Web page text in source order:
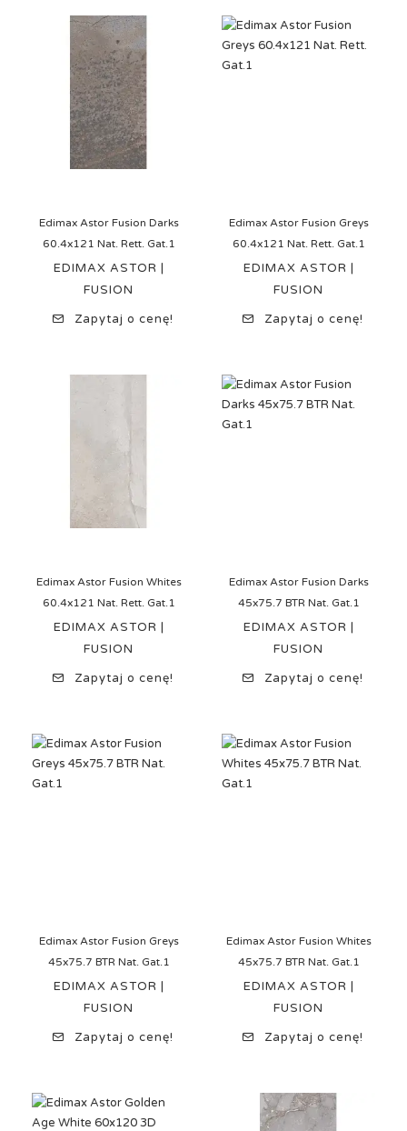
Edimax Astor Fusion Darks
60.4x121 Nat. Rett. Gat.1
EDIMAX ASTOR |
FUSION
Zapytaj o cenę!
Edimax Astor Fusion Greys
60.4x121 Nat. Rett. Gat.1
EDIMAX ASTOR |
FUSION
Zapytaj o cenę!
Edimax Astor Fusion Whites
60.4x121 Nat. Rett. Gat.1
EDIMAX ASTOR |
FUSION
Zapytaj o cenę!
Edimax Astor Fusion Darks
45x75.7 BTR Nat. Gat.1
EDIMAX ASTOR |
FUSION
Zapytaj o cenę!
Edimax Astor Fusion Greys
45x75.7 BTR Nat. Gat.1
EDIMAX ASTOR |
FUSION
Zapytaj o cenę!
Edimax Astor Fusion Whites
45x75.7 BTR Nat. Gat.1
EDIMAX ASTOR |
FUSION
Zapytaj o cenę!